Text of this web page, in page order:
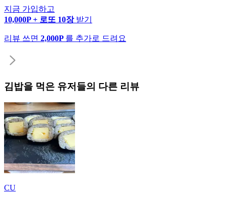
지금 가입하고
10,000P + 로또 10장 받기
리뷰 쓰면 2,000P 를 추가로 드려요
김밥을 먹은 유저들의 다른 리뷰
CU